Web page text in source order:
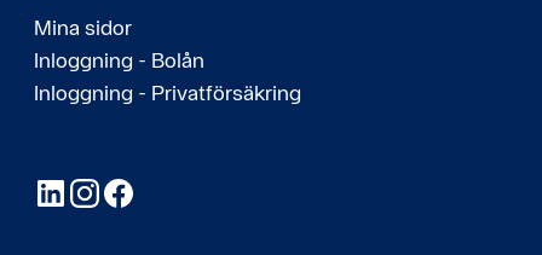
Mina sidor
Inloggning - Bolån
Inloggning - Privatförsäkring
LinkedInInstagram